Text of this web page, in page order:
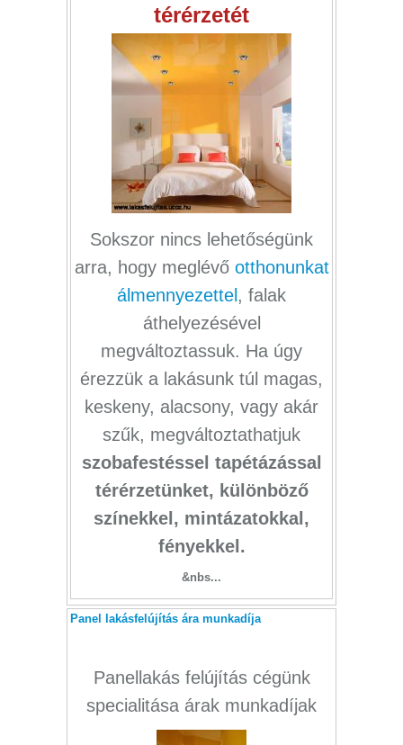
térérzetét
Sokszor nincs lehetőségünk
arra, hogy meglévő otthonunkat
álmennyezettel , falak
áthelyezésével
megváltoztassuk. Ha úgy
érezzük a lakásunk túl magas,
keskeny, alacsony, vagy akár
szűk, megváltoztathatjuk
szobafestéssel tapétázással
térérzetünket, különböző
színekkel, mintázatokkal,
fényekkel.
&nbs...
Panel lakásfelújítás ára munkadíja
Panellakás felújítás cégünk
specialitása árak munkadíjak